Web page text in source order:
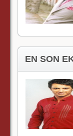
EN SON